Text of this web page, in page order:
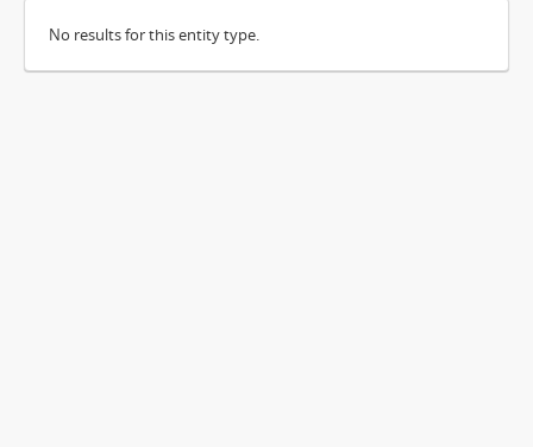
No results for this entity type.